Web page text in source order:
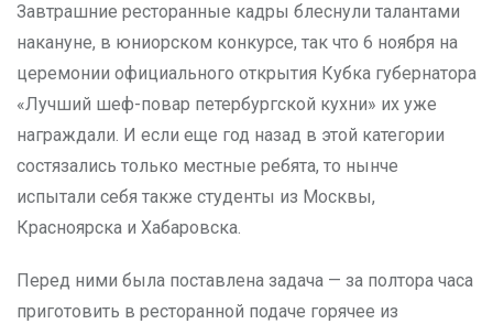
Завтрашние ресторанные кад­ры блеснули талантами
накануне, в юниорском конкурсе, так что 6 ноября на
церемонии официального открытия Кубка губернатора
«Лучший шеф-повар петербургской кухни» их уже
награждали. И если еще год назад в этой категории
состязались только местные ребята, то нынче
испытали себя также студенты из Моск­вы,
Красноярска и Хабаровска.
Перед ними была поставлена задача — за полтора часа
приготовить в ресторанной подаче горячее из